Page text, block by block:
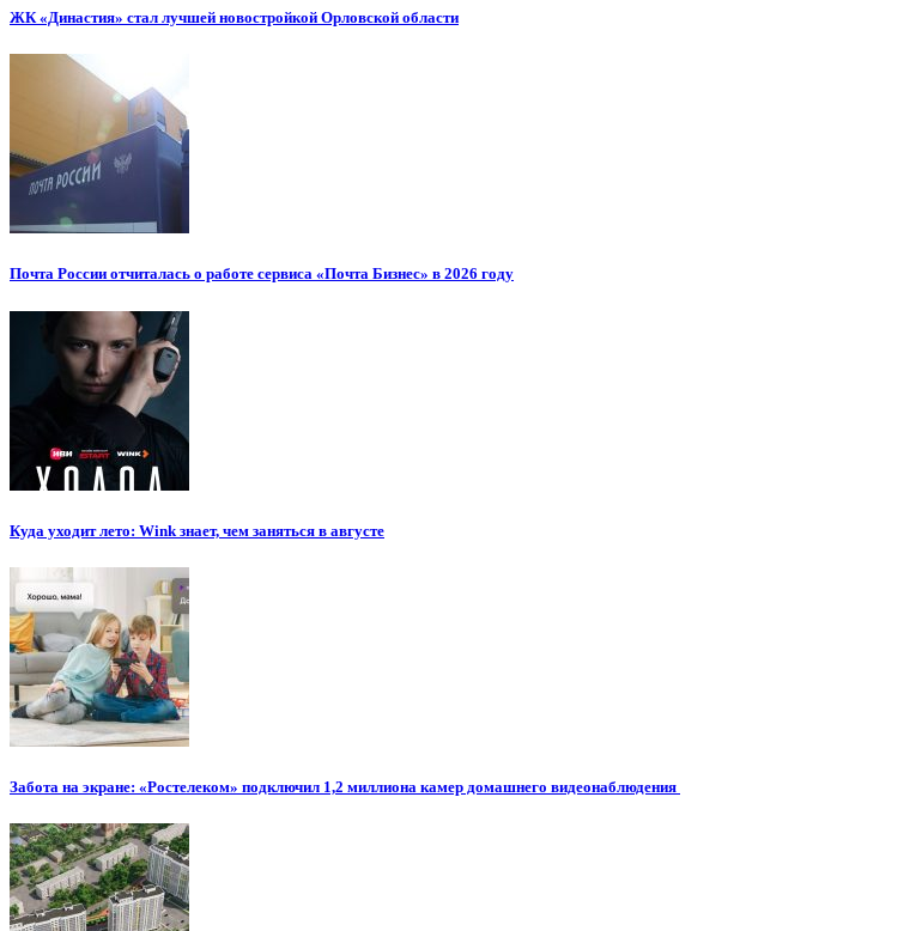
ЖК «Династия» стал лучшей новостройкой Орловской области
Почта России отчиталась о работе сервиса «Почта Бизнес» в 2026 году
Куда уходит лето: Wink знает, чем заняться в августе
Забота на экране: «Ростелеком» подключил 1,2 миллиона камер домашнего видеонаблюдения